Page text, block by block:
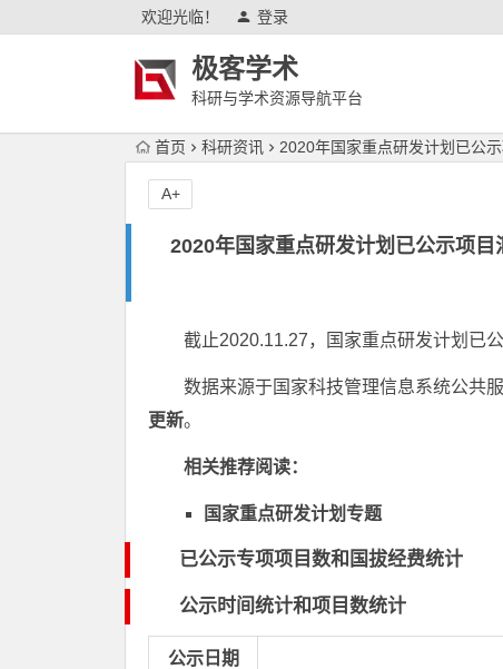
欢迎光临！ 登录
极客学术
科研与学术资源导航平台
首页 科研资讯 2020年国家重点研发计划已公
2020年国家重点研发计划已公示项
A+
截止2020.11.27，国家重点研发计划已
数据来源于国家科技管理信息系统公共
更新。
相关推荐阅读：
国家重点研发计划专题
已公示专项项目数和国拔经费统计
公示时间统计和项目数统计
公示日期